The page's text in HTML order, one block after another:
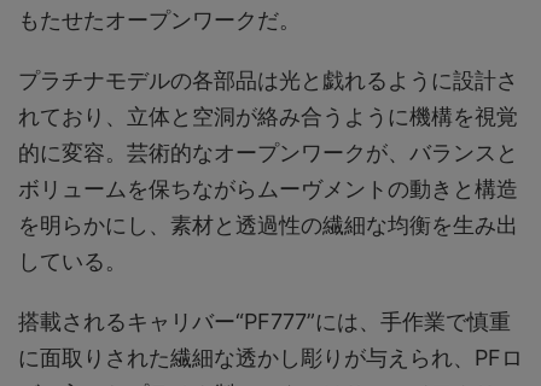
もたせたオープンワークだ。
プラチナモデルの各部品は光と戯れるように設計さ
れており、立体と空洞が絡み合うように機構を視覚
的に変容。芸術的なオープンワークが、バランスと
ボリュームを保ちながらムーヴメントの動きと構造
を明らかにし、素材と透過性の繊細な均衡を生み出
している。
搭載されるキャリバー“PF777”には、手作業で慎重
に面取りされた繊細な透かし彫りが与えられ、PFロ